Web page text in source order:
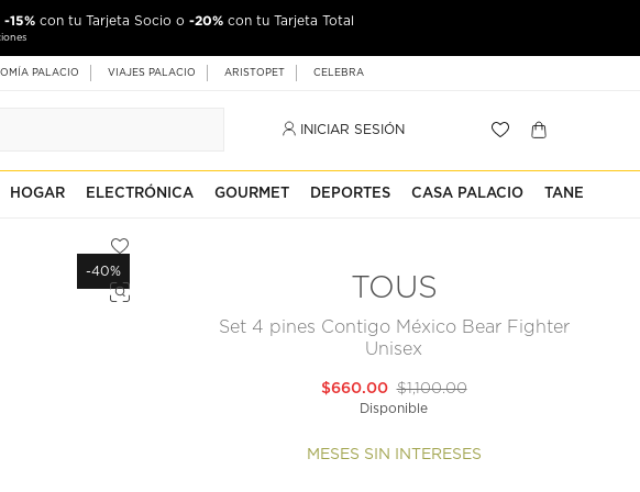
-15% con tu Tarjeta Socio o -20% con tu Tarjeta Total
PALACIO VIAJES PALACIO ARISTOPET CELEBRA
INICIAR SESIÓN
HOGAR ELECTRÓNICA GOURMET DEPORTES CASA PALACIO TANE
-40%
TOUS
Set 4 pines Contigo México Bear Fighter
Unisex
$1,100.00
$660.00
Disponible
MESES SIN INTERESES